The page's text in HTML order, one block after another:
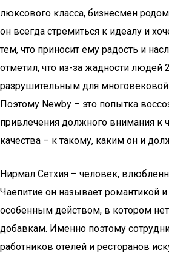
люксового класса, бизнесмен
он всегда стремиться к идеалу и
тем, что приносит ему радость и
отметил, что из-за жадности людей
разрушительным для многовековой
Поэтому Newby – это попытка
привлечения должного внимания к
качества – к такому, каким он и
Нирмал Сетхия – человек,
Чаепитие он называет романтикой
особенным действом, в котором
добавкам. Именно поэтому
работников отелей и ресторанов